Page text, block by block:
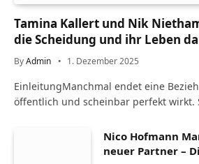
Tamina Kallert und Nik
die Scheidung und ihr Leben
ByAdmin 1. Dezember 2025
EinleitungManchmal endet eine
öffentlich und scheinbar perfekt wirkt.
Nico Hofmann
neuer Partner –